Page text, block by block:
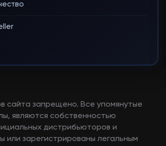
сайта запрещено. Все упомянутые
являются собственностью
дистрибьюторов и
или зарегистрированы легальным